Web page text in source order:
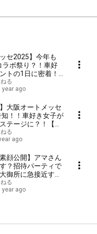
セ2025】今年も
ラボ祭り？！車好
トの1日に密着！
女さん/おちょピ
ンネル隊長さん
る
year ago
大阪オートメッセ
！！車好き女子が
テージに？！【告
Messe2025
る
ago
顔公開】アマさん
？招待パーティで
御所に急接近する
MR.HIRO CAR
字D
る
year ago